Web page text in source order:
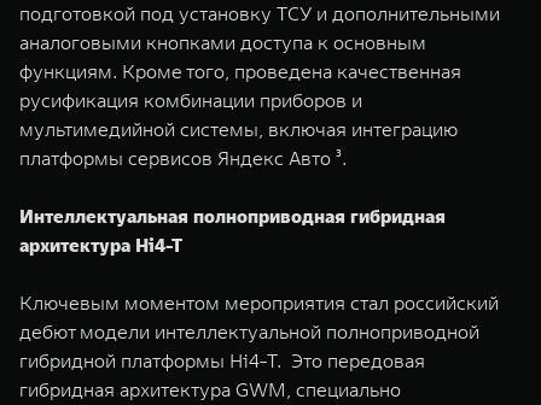
подготовкой под установку ТСУ и дополнительными
аналоговыми кнопками доступа к основным
функциям. Кроме того, проведена качественная
русификация комбинации приборов и
мультимедийной системы, включая интеграцию
платформы сервисов Яндекс Авто ³.
Интеллектуальная полноприводная гибридная
архитектура Hi4-T
Ключевым моментом мероприятия стал российский
дебют модели интеллектуальной полноприводной
гибридной платформы Hi4-Т. Это передовая
гибридная архитектура GWM, специально